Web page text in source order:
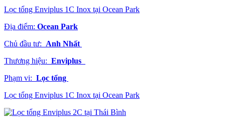
Lọc tổng Enviplus 1C Inox tại Ocean Park
Địa điểm: Ocean Park
Chủ đầu tư: Anh Nhất
Thương hiệu: Enviplus
Phạm vi: Lọc tổng
Lọc tổng Enviplus 1C Inox tại Ocean Park